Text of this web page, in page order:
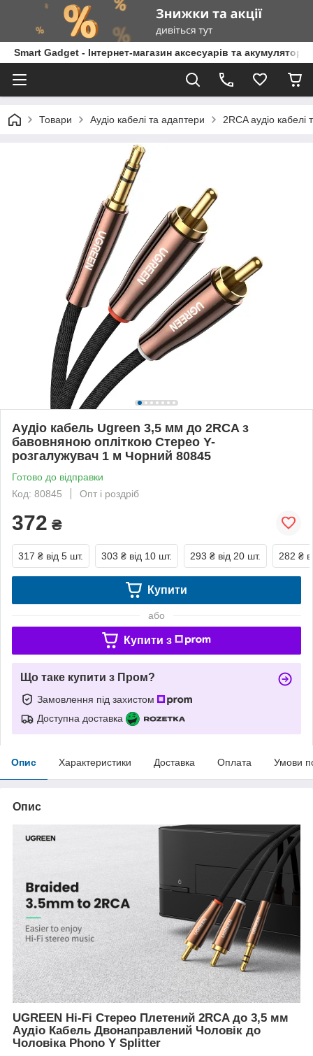
Smart Gadget - Інтернет-магазин аксесуарів та акумуляторів
Товари Аудіо кабелі та адаптери 2RCA аудіо кабелі
Аудіо кабель Ugreen 3,5 мм до 2RCA з
бавовняною опліткою Стерео Y-
розгалужувач 1 м Чорний 80845
Готово до відправки
Код: 80845
Опт і роздріб
372 ₴
317 ₴ від 5 шт. 303 ₴ від 10 шт. 293 ₴ від 20 шт. 282 ₴
Купити
або
Купити з
Що таке купити з Пром?
Замовлення під захистом
Доступна доставка
Опис Характеристики Доставка Оплата Умови
Опис
UGREEN Hi-Fi Стерео Плетений 2RCA до 3,5 мм
Аудіо Кабель Двонаправлений Чоловік до
Чоловіка Phono Y Splitter